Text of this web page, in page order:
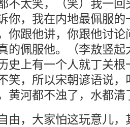
不太笑，（笑）我一
你，我在内地最佩服
你跟他讲，你跟他讨
的佩服他。（李敖竖
史上有一个人就丁关
笑，所以宋朝谚语说
黄河都不浊了，水都
由，大家怕这玩意儿